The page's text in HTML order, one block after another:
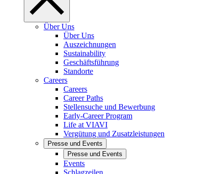
Über Uns
Über Uns
Auszeichnungen
Sustainability
Geschäftsführung
Standorte
Careers
Careers
Career Paths
Stellensuche und Bewerbung
Early-Career Program
Life at VIAVI
Vergütung und Zusatzleistungen
Presse und Events
Presse und Events
Events